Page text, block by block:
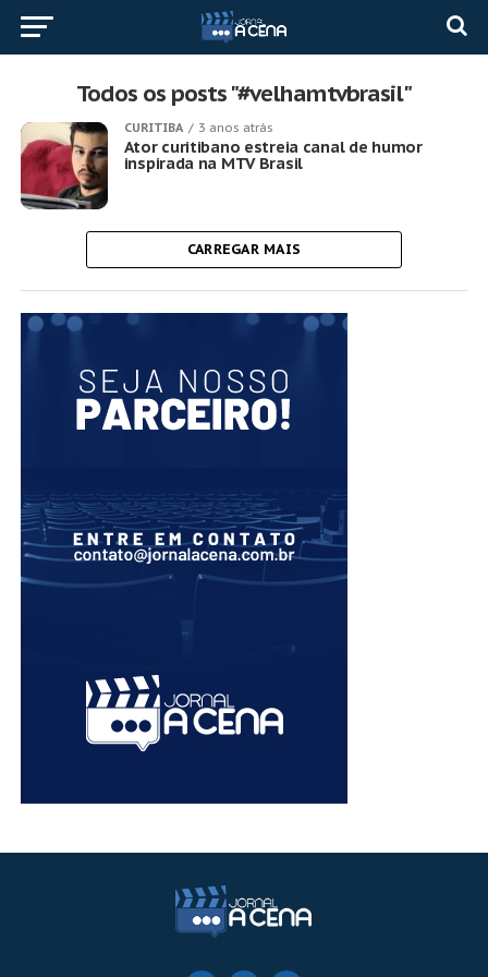
Todos os posts "#velhamtvbrasil"
CURITIBA 3 anos atrás
Ator curitibano estreia canal de humor
inspirada na MTV Brasil
CARREGAR MAIS